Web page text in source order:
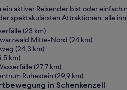
ein aktiver Reisender bist oder
spektakulärsten Attraktionen, alle
(23 km)
Mitte-Nord (24 km)
(24,3 km)
km)
(27,7 km)
Ruhestein (29,9 km)
in Schenkenzell